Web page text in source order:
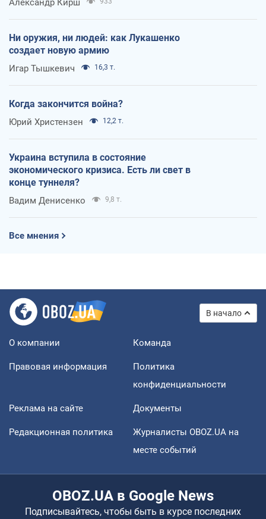
Александр Кирш
Ни оружия, ни людей: как Лукашенко
создает новую армию
Игар Тышкевич 16,3 т.
Когда закончится война?
Юрий Христензен 12,2 т.
Украина вступила в состояние
экономического кризиса. Есть ли свет в
конце туннеля?
Вадим Денисенко 9,8 т.
Все мнения
В начало
О компании Команда
Правовая информация
Политика
конфиденциальности
Реклама на сайте Документы
Редакционная политика
Журналисты OBOZ.UA на
месте событий
OBOZ.UA в Google News
Подписывайтесь, чтобы быть в курсе последних